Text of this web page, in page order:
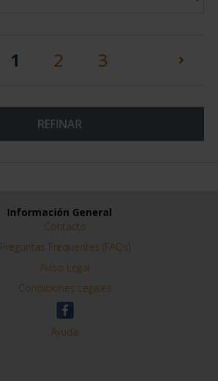
1 (current)
2 3
REFINAR
Información General
Contacto
Preguntas Frequentes (FAQs)
Aviso Legal
Condiciones Legales
Ayuda